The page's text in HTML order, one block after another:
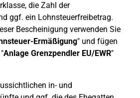
die Zahl der
ggf. ein Lohnsteuerfreibetrag.
Bescheinigung verwenden Sie
Ermäßigung" und fügen
Anlage Grenzpendler EU/EWR"
in- und